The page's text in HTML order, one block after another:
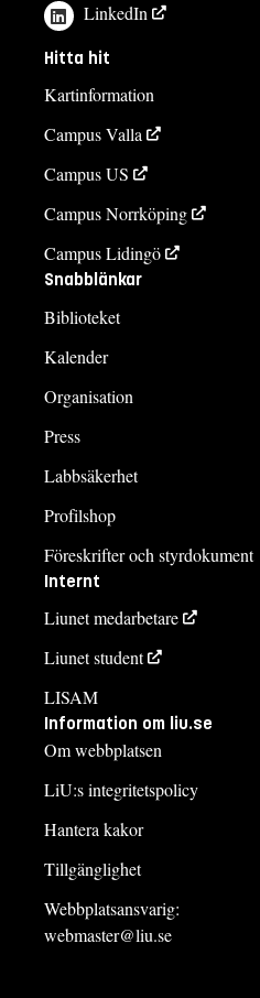
LinkedIn
Hitta hit
Kartinformation
Campus Valla
Campus US
Campus Norrköping
Campus Lidingö
Snabblänkar
Biblioteket
Kalender
Organisation
Press
Labbsäkerhet
Profilshop
Föreskrifter och styrdokument
Internt
Liunet medarbetare
Liunet student
LISAM
Information om liu.se
Om webbplatsen
LiU:s integritetspolicy
Hantera kakor
Tillgänglighet
Webbplatsansvarig:
webmaster@liu.se